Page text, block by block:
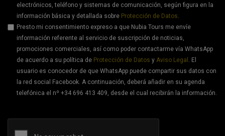
electrónicos, teléfono y sistemas de comunicación, según figura en la
información básica y detallada sobre Protección de Datos.
Presto mi consentimiento expreso a que Nubia Tours me envíe
información referente al servicio de suscripción de noticias,
promociones comerciales, así como poder contactarme vía WhatsApp
de acuerdo a su política de Protección de Datos y Aviso Legal . El
usuario es conocedor de que WhatsApp puede compartir sus datos con
la red social Facebook. A continuación, deberá añadir en su agenda
telefónica el nº +34 696 413 409, desde el cual recibirán la información.